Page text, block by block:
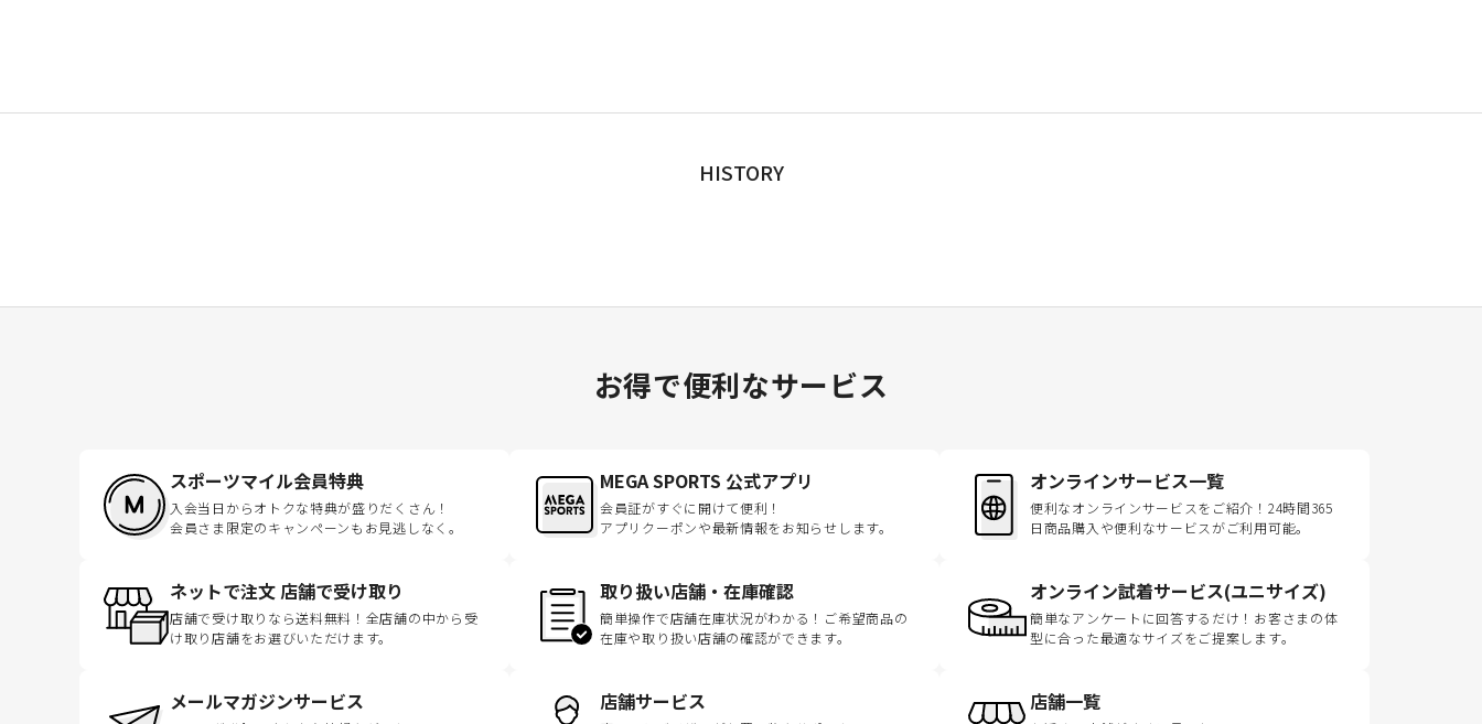
HISTORY
お得で便利なサービス
スポーツマイル会員特典
入会当日からオトクな特典が盛りだくさん！
会員さま限定のキャンペーンもお見逃しなく。
MEGA SPORTS 公式アプリ
会員証がすぐに開けて便利！
アプリクーポンや最新情報をお知らせします。
オンラインサービス一覧
便利なオンラインサービスをご紹介！24時間365
日商品購入や便利なサービスがご利用可能。
ネットで注文 店舗で受け取り
店舗で受け取りなら送料無料！全店舗の中から受
け取り店舗をお選びいただけます。
取り扱い店舗・在庫確認
簡単操作で店舗在庫状況がわかる！ご希望商品の
在庫や取り扱い店舗の確認ができます。
オンライン試着サービス(ユニサイズ)
簡単なアンケートに回答するだけ！お客さまの体
型に合った最適なサイズをご提案します。
メールマガジンサービス 店舗サービス 店舗一覧